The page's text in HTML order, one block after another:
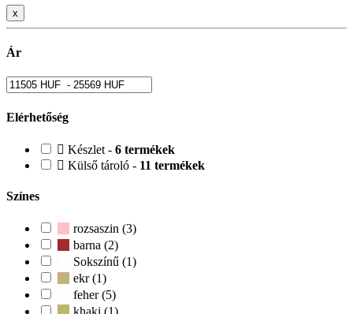
x
Ár
Elérhetőség
Készlet - 6 termékek
Külső tároló - 11 termékek
Színes
rozsaszin (3)
barna (2)
Sokszínű (1)
ekr (1)
feher (5)
khaki (1)